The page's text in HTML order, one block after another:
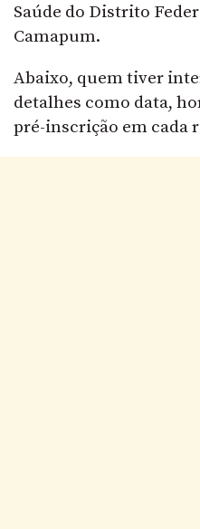
Saúde do Distrito
Camapum.
Abaixo, quem tiver
detalhes como data,
pré-inscrição em cada